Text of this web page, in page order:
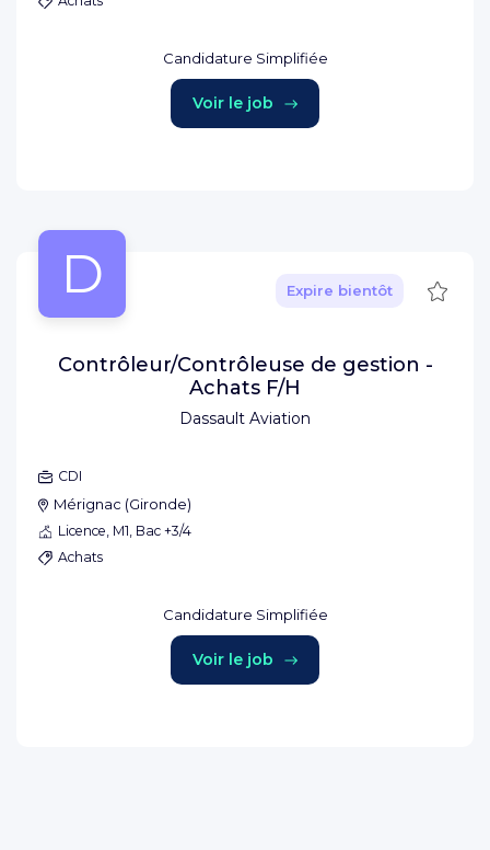
Candidature Simplifiée
Voir le job
D
Dassault Aviation
Expire bientôt
Contrôleur/Contrôleuse de gestion -
Achats F/H
CDI
Mérignac (Gironde)
Licence, M1, Bac +3/4
Achats
Candidature Simplifiée
Voir le job